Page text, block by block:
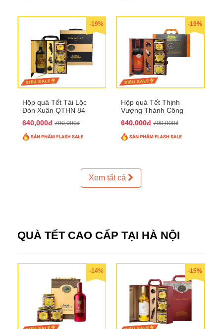
-19%
Hộp quà Tết Tài Lộc
Đón Xuân QTHN 84
640,000đ 790,000₫
-19%
Hộp quà Tết Thịnh
Vượng Thành Công
640,000đ 790,000₫
Xem tất cả
QUÀ TẾT CAO CẤP TẠI HÀ NỘI
-14% -15%